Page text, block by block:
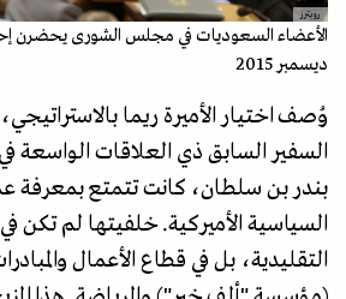
رويترز
ديسمبر 2015
وُصف اختيار الأميرة ريما
السفير السابق ذي العلاقات الواسعة
بندر بن سلطان، كانت تتمتع بمعرفة
السياسية الأميركية. خلفيتها لم تكن
التقليدية، بل في قطاع الأعمال